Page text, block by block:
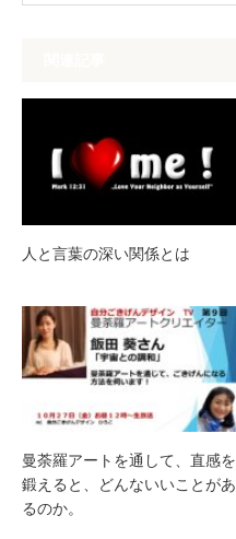
人と言葉の深い関係とは
曼荼羅アートを通して、直感を
鍛えると、どんないいことがあ
るのか。